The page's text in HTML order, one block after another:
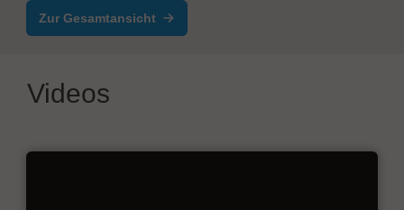
Zur Gesamtansicht
Videos